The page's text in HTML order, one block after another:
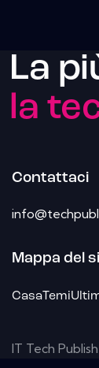
La
la
Contattaci
Mappa del
CasaTemi
IT Tech